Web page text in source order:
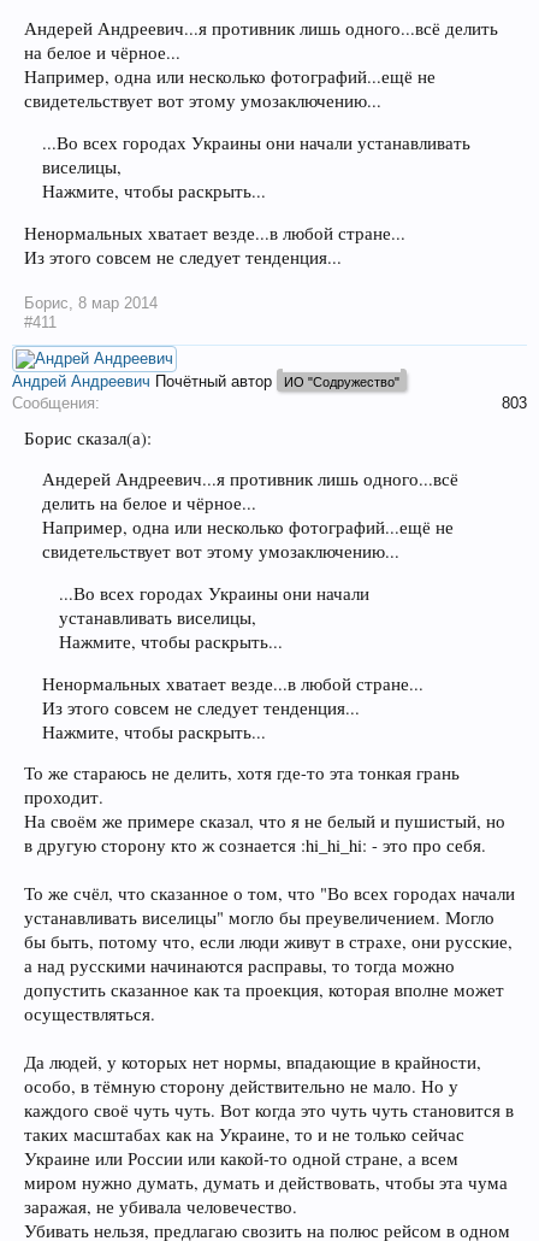
Андерей Андреевич...я противник лишь одного...всё делить
на белое и чёрное...
Например, одна или несколько фотографий...ещё не
свидетельствует вот этому умозаключению...
...Во всех городах Украины они начали устанавливать
виселицы,
Нажмите, чтобы раскрыть...
Ненормальных хватает везде...в любой стране...
Из этого совсем не следует тенденция...
Борис 8 мар 2014
#411
Андрей Андреевич Почётный автор ИО "Содружество"
Сообщения: 803
Борис сказал(а):
Андерей Андреевич...я противник лишь одного...всё
делить на белое и чёрное...
Например, одна или несколько фотографий...ещё не
свидетельствует вот этому умозаключению...
...Во всех городах Украины они начали
устанавливать виселицы,
Нажмите, чтобы раскрыть...
Ненормальных хватает везде...в любой стране...
Из этого совсем не следует тенденция...
Нажмите, чтобы раскрыть...
То же стараюсь не делить, хотя где-то эта тонкая грань
проходит.
На своём же примере сказал, что я не белый и пушистый, но
в другую сторону кто ж сознается :hi_hi_hi: - это про себя.
То же счёл, что сказанное о том, что "Во всех городах начали
устанавливать виселицы" могло бы преувеличением. Могло
бы быть, потому что, если люди живут в страхе, они русские,
а над русскими начинаются расправы, то тогда можно
допустить сказанное как та проекция, которая вполне может
осуществляться.
Да людей, у которых нет нормы, впадающие в крайности,
особо, в тёмную сторону действительно не мало. Но у
каждого своё чуть чуть. Вот когда это чуть чуть становится в
таких масштабах как на Украине, то и не только сейчас
Украине или России или какой-то одной стране, а всем
миром нужно думать, думать и действовать, чтобы эта чума
заражая, не убивала человечество.
Убивать нельзя, предлагаю свозить на полюс рейсом в одном